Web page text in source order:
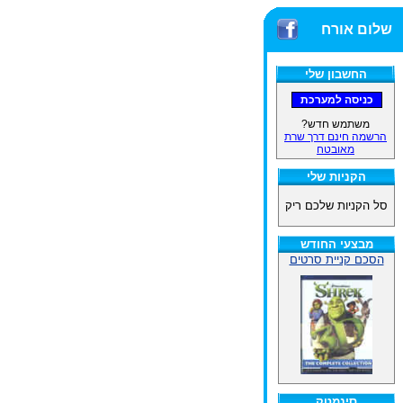
שלום אורח
החשבון שלי
משתמש חדש?
הרשמה חינם דרך שרת
מאובטח
הקניות שלי
סל הקניות שלכם ריק
מבצעי החודש
הסכם קניית סרטים